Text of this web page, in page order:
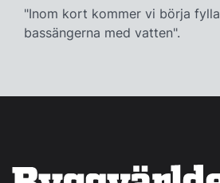
"Inom kort kommer vi börja fylla
bassängerna med vatten".